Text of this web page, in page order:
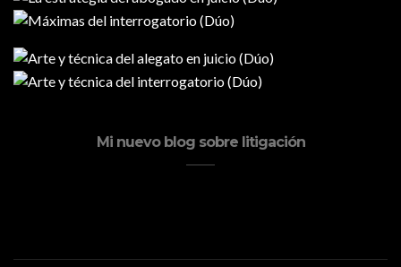
Mi nuevo blog sobre litigación